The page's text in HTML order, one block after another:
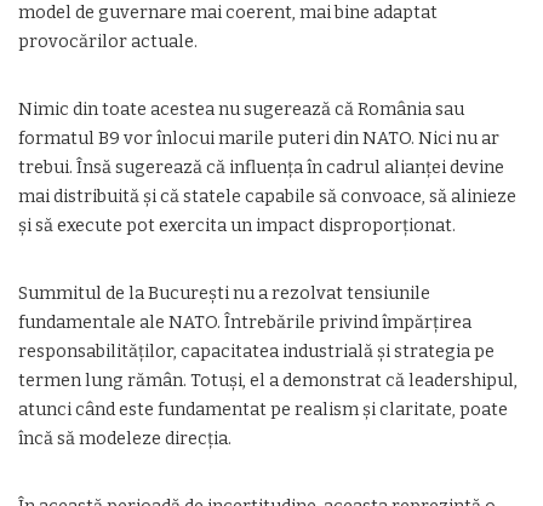
model de guvernare mai coerent, mai bine adaptat
provocărilor actuale.
Nimic din toate acestea nu sugerează că România sau
formatul B9 vor înlocui marile puteri din NATO. Nici nu ar
trebui. Însă sugerează că influența în cadrul alianței devine
mai distribuită și că statele capabile să convoace, să alinieze
și să execute pot exercita un impact disproporționat.
Summitul de la București nu a rezolvat tensiunile
fundamentale ale NATO. Întrebările privind împărțirea
responsabilităților, capacitatea industrială și strategia pe
termen lung rămân. Totuși, el a demonstrat că leadershipul,
atunci când este fundamentat pe realism și claritate, poate
încă să modeleze direcția.